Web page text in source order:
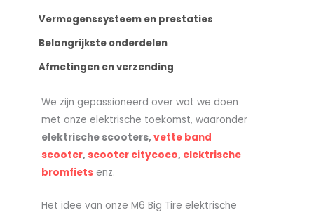
Vermogenssysteem en prestaties
Belangrijkste onderdelen
Afmetingen en verzending
We zijn gepassioneerd over wat we doen
met onze elektrische toekomst, waaronder
elektrische scooters, vette band
scooter, scooter citycoco, elektrische
bromfiets enz.
Het idee van onze M6 Big Tire elektrische